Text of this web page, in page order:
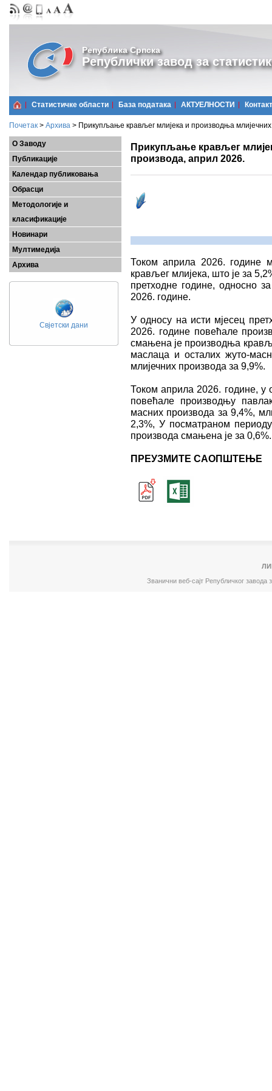
Република Српска
Републички завод за
Статистичке области Базa података АКТУЕЛНОСТИ Контакт
Почетак > Архива > Прикупљање крављег млијека и производња
О Заводу
Публикације
Календар публиковања
Обрасци
Методологије и
класификације
Новинари
Мултимедија
Архива
Свјетски дани
Прикупљање крављег
производа, април 2026.
Током априла 2026. године
крављег млијека, што је за
претходне године, односно
2026. године.
У односу на исти мјесец
2026. године повећале
смањена је производња
маслаца и осталих жуто-
млијечних производа за 9,9%.
Током априла 2026. године, у
повећале производњу
масних производа за 9,4%,
2,3%, У посматраном
производа смањена је за 0,6%.
ПРЕУЗМИТЕ САОПШТЕЊЕ
Званични веб-сајт Републичког